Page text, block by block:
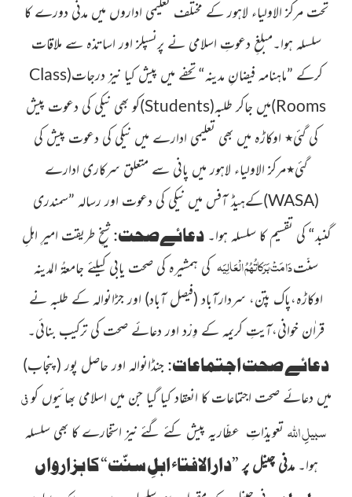
تحت مرکز الاولیاء لاہورکے مختلف تعلیمی اداروں میں مدنی دورے کا
سلسلہ ہوا۔مبلغِ دعوتِ اسلامی نے پرنسپلز اور اساتذہ سے ملاقات
کرکے ”ماہنامہ فیضانِ مدینہ“تحفے میں پیش کیا نیز درجات(
Class
Rooms
)میں جاکر طلبہ(
Students
)کو بھی نیکی کی دعوت پیش
کی گئی٭ اوکاڑہ میں بھی تعلیمی ادارے میں نیکی کی دعوت پیش کی
گئی٭مرکز الاولیاء لاہور میں پانی سے متعلق سرکاری ادارے
(
WASA
)کےہیڈ آفس میں نیکی کی دعوت اور رسالہ ”سمندری
گنبد“ کی تقسیم کاسلسلہ ہوا۔دعائےصحت: شیخِ طریقت امیرِ اہلِ
سنّتدَامَتْ بَرَکاتُہُمُ الْعَالِیَہ کی ہمشیرہ کی صحت یابی کیلئے جامعۃُ المدینہ
اوکاڑہ،پاک پتن، سردارآباد(فیصل آباد) اور جڑانوالہ کے طلبہ نے
قراٰن خوانی،آیتِ کریمہ کے وِرْد اور دعائےصحت کی ترکیب بنائی۔
دعائے صحت اجتماعات:جنڈانوالہ اور حاصل پور(پنجاب)
میں دعائے صحت اجتماعات کا انعقادکیا گیا جن میں اسلامی بھائیوں کوفی
سبیلِِاللہ تعویذاتِ عطّاریہ پیش کئے گئے نیز استخارے کا بھی سلسلہ
ہوا۔مدنی چینل پر”دارالافتاء اہلِ سنّت“ کا ہزارواں